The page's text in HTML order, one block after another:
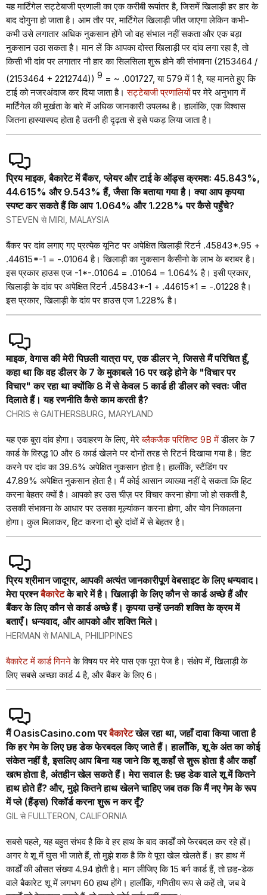
यह मार्टिंगेल सट्टेबाजी प्रणाली का एक करीबी रूपांतर है, जिसमें खिलाड़ी हर हार के
बाद दोगुना हो जाता है। आम तौर पर, मार्टिंगेल खिलाड़ी जीत जाएगा लेकिन कभी-
कभी उसे लगातार अधिक नुकसान होंगे जो वह संभाल नहीं सकता और एक बड़ा
नुकसान उठा सकता है। मान लें कि आपका दोस्त खिलाड़ी पर दांव लगा रहा है, तो
किसी भी दांव पर लगातार नौ हार का सिलसिला शुरू होने की संभावना (2153464 /
(2153464 + 2212744)) 9 = ~ .001727, या 579 में 1 है, यह मानते हुए कि
टाई को नजरअंदाज कर दिया जाता है।सट्टेबाजी प्रणालियोंपर मेरे अनुभाग में
मार्टिंगेल की मूर्खता के बारे में अधिक जानकारी उपलब्ध है। हालांकि, एक विश्वास
जितना हास्यास्पद होता है उतनी ही दृढ़ता से इसे पकड़ लिया जाता है।
प्रिय माइक, बैकारेट में बैंकर, प्लेयर और टाई के ऑड्स क्रमशः 45.843%,
44.615% और 9.543% हैं, जैसा कि बताया गया है। क्या आप कृपया
स्पष्ट कर सकते हैं कि आप 1.064% और 1.228% पर कैसे पहुँचे?
STEVEN से MIRI, MALAYSIA
बैंकर पर दांव लगाए गए प्रत्येक यूनिट पर अपेक्षित खिलाड़ी रिटर्न .45843*.95 +
.44615*-1 = -.01064 है। खिलाड़ी का नुकसान कैसीनो के लाभ के बराबर है।
इस प्रकार हाउस एज -1*-.01064 = .01064 = 1.064% है। इसी प्रकार,
खिलाड़ी के दांव पर अपेक्षित रिटर्न .45843*-1 + .44615*1 = -.01228 है।
इस प्रकार, खिलाड़ी के दांव पर हाउस एज 1.228% है।
माइक, वेगास की मेरी पिछली यात्रा पर, एक डीलर ने, जिससे मैं परिचित हूँ,
कहा था कि वह डीलर के 7 के मुकाबले 16 पर खड़े होने के "विचार पर
विचार" कर रहा था क्योंकि 8 में से केवल 5 कार्ड ही डीलर को स्वतः जीत
दिलाते हैं। यह रणनीति कैसे काम करती है?
CHRIS से GAITHERSBURG, MARYLAND
यह एक बुरा दांव होगा। उदाहरण के लिए, मेरेब्लैकजैक परिशिष्ट 9B मेंडीलर के 7
कार्ड के विरुद्ध 10 और 6 कार्ड खेलने पर दोनों तरह से रिटर्न दिखाया गया है। हिट
करने पर दांव का 39.6% अपेक्षित नुकसान होता है। हालाँकि, स्टैंडिंग पर
47.89% अपेक्षित नुकसान होता है। मैं कोई आसान व्याख्या नहीं दे सकता कि हिट
करना बेहतर क्यों है। आपको हर उस चीज़ पर विचार करना होगा जो हो सकती है,
उसकी संभावना के आधार पर उसका मूल्यांकन करना होगा, और योग निकालना
होगा। कुल मिलाकर, हिट करना दो बुरे दांवों में से बेहतर है।
प्रिय श्रीमान जादूगर, आपकी अत्यंत जानकारीपूर्ण वेबसाइट के लिए धन्यवाद।
मेरा प्रश्नबैकारेटके बारे में है। खिलाड़ी के लिए कौन से कार्ड अच्छे हैं और
बैंकर के लिए कौन से कार्ड अच्छे हैं। कृपया उन्हें उनकी शक्ति के क्रम में
बताएँ। धन्यवाद, और आपको और शक्ति मिले।
HERMAN से MANILA, PHILIPPINES
बैकारेट में कार्ड गिननेके विषय पर मेरे पास एक पूरा पेज है। संक्षेप में, खिलाड़ी के
लिए सबसे अच्छा कार्ड 4 है, और बैंकर के लिए 6।
मैं OasisCasino.com परबैकारेटखेल रहा था, जहाँ दावा किया जाता है
कि हर गेम के लिए छह डेक फेरबदल किए जाते हैं। हालाँकि, शू के अंत का कोई
संकेत नहीं है, इसलिए आप बिना यह जाने कि शू कहाँ से शुरू होता है और कहाँ
खत्म होता है, अंतहीन खेल सकते हैं। मेरा सवाल है: छह डेक वाले शू में कितने
हाथ होते हैं? और, मुझे कितने हाथ खेलने चाहिए जब तक कि मैं नए गेम के रूप
में प्ले (हैंड्स) रिकॉर्ड करना शुरू न कर दूँ?
GIL से FULLTERON, CALIFORNIA
सबसे पहले, यह बहुत संभव है कि वे हर हाथ के बाद कार्डों को फेरबदल कर रहे हों।
अगर वे शू में घुस भी जाते हैं, तो मुझे शक है कि वे पूरा खेल खेलते हैं। हर हाथ में
कार्डों की औसत संख्या 4.94 होती है। मान लीजिए कि 15 बर्न कार्ड हैं, तो छह-डेक
वाले बैकारेट शू में लगभग 60 हाथ होंगे। हालाँकि, गणितीय रूप से कहें तो, जब वे